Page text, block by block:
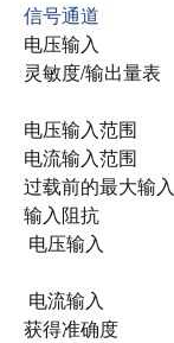
信号通道
电压输入
灵敏度/输出量表
电压输入范围
电流输入范围
过载前的最大输入
输入阻抗
电压输入
电流输入
获得准确度